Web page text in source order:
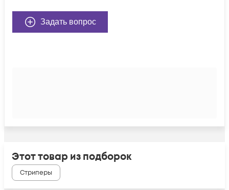
Задать вопрос
Этот товар из подборок
Стриперы